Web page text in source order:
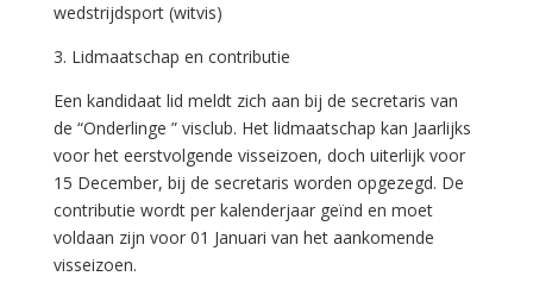
wedstrijdsport (witvis)
3. Lidmaatschap en contributie
Een kandidaat lid meldt zich aan bij de secretaris van
de “Onderlinge ” visclub. Het lidmaatschap kan Jaarlijks
voor het eerstvolgende visseizoen, doch uiterlijk voor
15 December, bij de secretaris worden opgezegd. De
contributie wordt per kalenderjaar geïnd en moet
voldaan zijn voor 01 Januari van het aankomende
visseizoen.